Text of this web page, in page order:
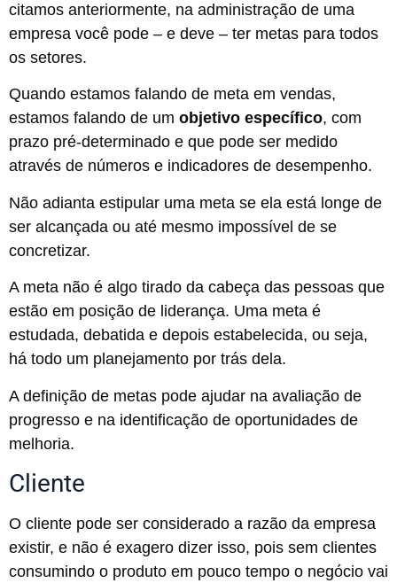
citamos anteriormente, na administração de uma
empresa você pode – e deve – ter metas para todos
os setores.
Quando estamos falando de meta em vendas,
estamos falando de um objetivo específico, com
prazo pré-determinado e que pode ser medido
através de números e indicadores de desempenho.
Não adianta estipular uma meta se ela está longe de
ser alcançada ou até mesmo impossível de se
concretizar.
A meta não é algo tirado da cabeça das pessoas que
estão em posição de liderança. Uma meta é
estudada, debatida e depois estabelecida, ou seja,
há todo um planejamento por trás dela.
A definição de metas pode ajudar na avaliação de
progresso e na identificação de oportunidades de
melhoria.
Cliente
O cliente pode ser considerado a razão da empresa
existir, e não é exagero dizer isso, pois sem clientes
consumindo o produto em pouco tempo o negócio vai